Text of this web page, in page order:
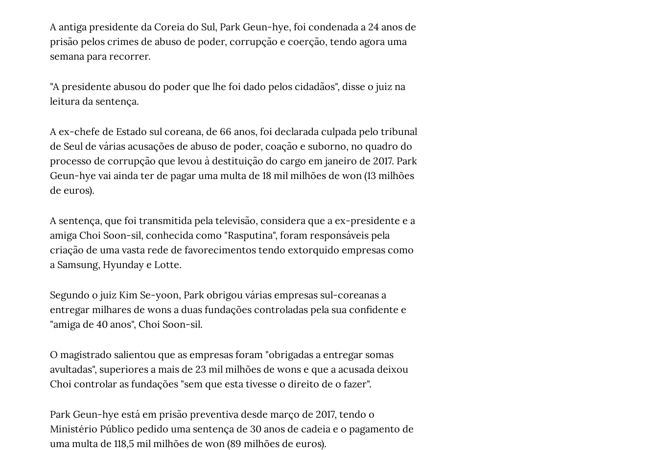
A antiga presidente da Coreia do Sul, Park Geun-hye, foi condenada a 24 anos de
prisão pelos crimes de abuso de poder, corrupção e coerção, tendo agora uma
semana para recorrer.
"A presidente abusou do poder que lhe foi dado pelos cidadãos", disse o juiz na
leitura da sentença.
A ex-chefe de Estado sul coreana, de 66 anos, foi declarada culpada pelo tribunal
de Seul de várias acusações de abuso de poder, coação e suborno, no quadro do
processo de corrupção que levou à destituição do cargo em janeiro de 2017. Park
Geun-hye vai ainda ter de pagar uma multa de 18 mil milhões de won (13 milhões
de euros).
A sentença, que foi transmitida pela televisão, considera que a ex-presidente e a
amiga Choi Soon-sil, conhecida como "Rasputina", foram responsáveis pela
criação de uma vasta rede de favorecimentos tendo extorquido empresas como
a Samsung, Hyunday e Lotte.
Segundo o juiz Kim Se-yoon, Park obrigou várias empresas sul-coreanas a
entregar milhares de wons a duas fundações controladas pela sua confidente e
"amiga de 40 anos", Choi Soon-sil.
O magistrado salientou que as empresas foram "obrigadas a entregar somas
avultadas", superiores a mais de 23 mil milhões de wons e que a acusada deixou
Choi controlar as fundações "sem que esta tivesse o direito de o fazer".
Park Geun-hye está em prisão preventiva desde março de 2017, tendo o
Ministério Público pedido uma sentença de 30 anos de cadeia e o pagamento de
uma multa de 118,5 mil milhões de won (89 milhões de euros).